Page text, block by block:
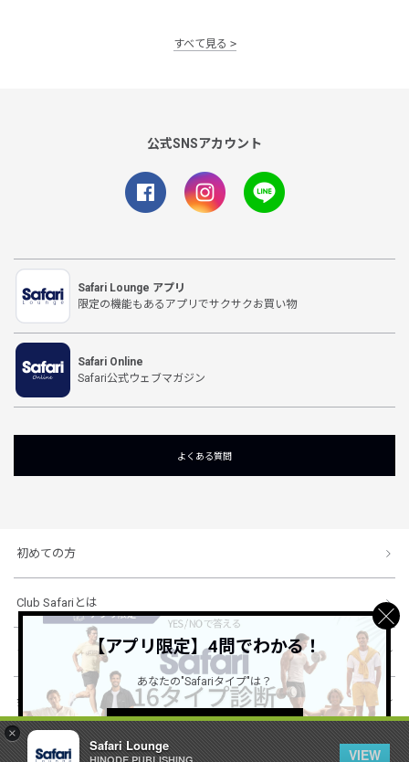
×
Safari Lounge
VIEW
すべて見る
公式SNSアカウント
Safari Lounge アプリ
限定の機能もあるアプリでサクサクお買い物
Safari Online
Safari公式ウェブマガジン
よくある質問
初めての方
Club Safariとは
ショッピングガイド
会社概要・規約
【アプリ限定】4問でわかる！
あなたの"Safariタイプ"は？
詳しくはこちら ＞